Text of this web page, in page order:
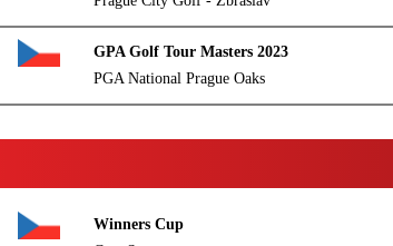
GPA Golf Tour Masters 2023
PGA National Prague Oaks
Winners Cup